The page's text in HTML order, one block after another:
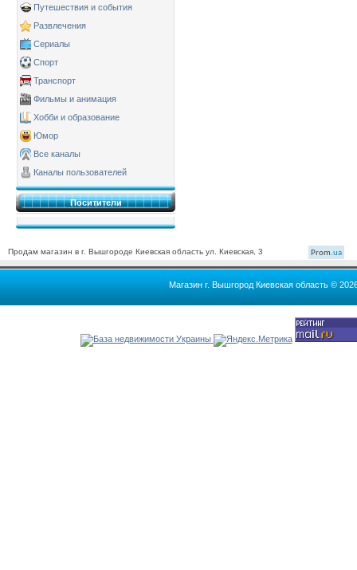
Путешествия и события
Развлечения
Сериалы
Спорт
Транспорт
Фильмы и анимация
Хобби и образование
Юмор
Все каналы
Каналы пользователей
Поситители
Продам магазин в г. Вышгороде Киевская область ул. Киевская, 3 Prom.ua
Магазин г. Вышгород Киевская область ©